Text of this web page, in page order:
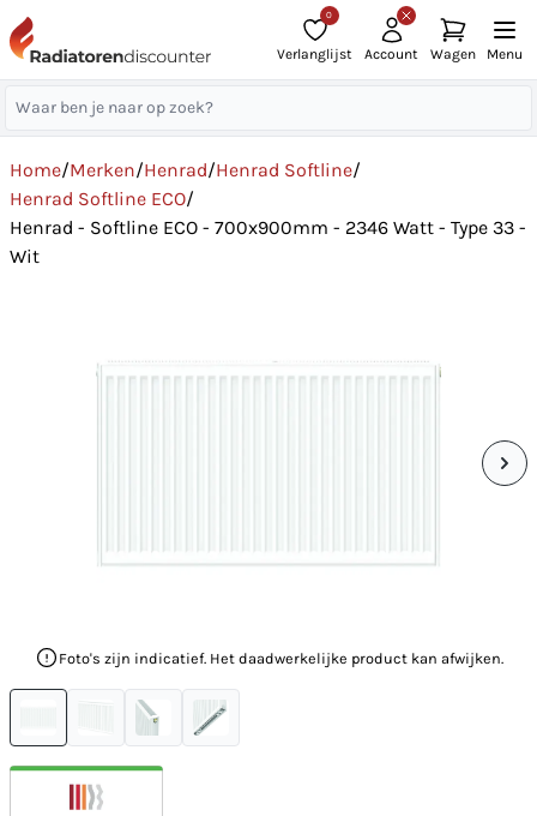
0
Verlanglijst Account Wagen Menu
Home/Merken/Henrad/Henrad Softline/
Henrad Softline ECO/
Henrad - Softline ECO - 700x900mm - 2346 Watt - Type 33 -
Wit
Foto's zijn indicatief. Het daadwerkelijke product kan afwijken.